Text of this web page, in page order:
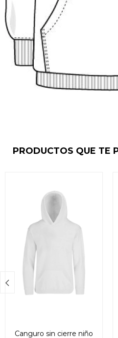
PRODUCTOS QUE TE
Canguro sin cierre niño
